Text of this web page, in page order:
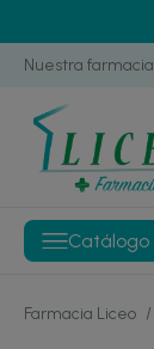
Nuestra farmacia
Catálogo
Farmacia Liceo /